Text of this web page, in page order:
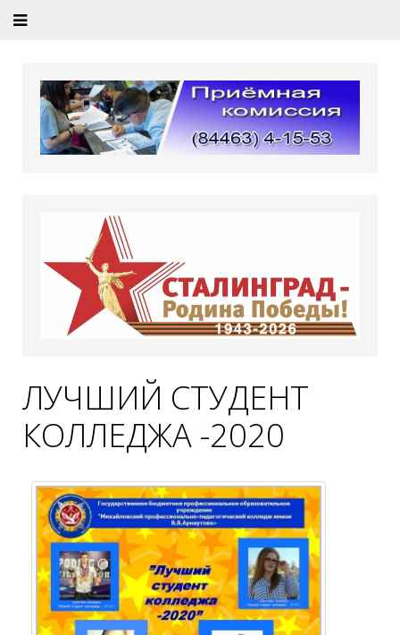
ЛУЧШИЙ СТУДЕНТ
КОЛЛЕДЖА -2020